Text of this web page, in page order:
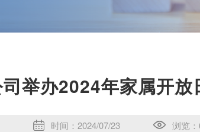
举办2024年家属开
时间：2024/07/23 浏览：